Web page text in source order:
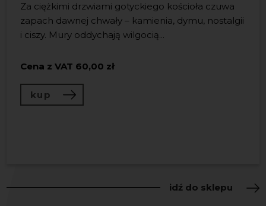
Za ciężkimi drzwiami gotyckiego kościoła czuwa
zapach dawnej chwały – kamienia, dymu, nostalgii
i ciszy. Mury oddychają wilgocią...
Cena z VAT 60,00 zł
kup
Książka „LeŚnia” to wyjątkowe
wydawnictwo, będące
zwieńczeniem projektu, który
celebrował 30. rocznicę obecności
Cena z VAT 120,00 zł
Zestaw kolekcjonerski łączący artystyczną książkę
LeŚnia wydaną przezNadbałtyckie Centrum
inspirowa...
Cena z VAT 150,00 zł
idź do sklepu